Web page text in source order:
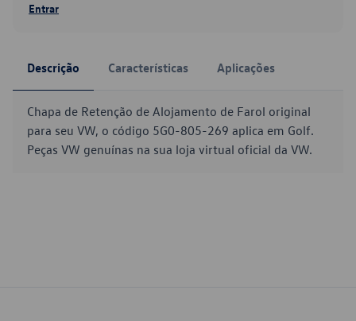
Entrar
Descrição Características Aplicações
Chapa de Retenção de Alojamento de Farol original
para seu VW, o código 5G0-805-269 aplica em Golf.
Peças VW genuínas na sua loja virtual oficial da VW.